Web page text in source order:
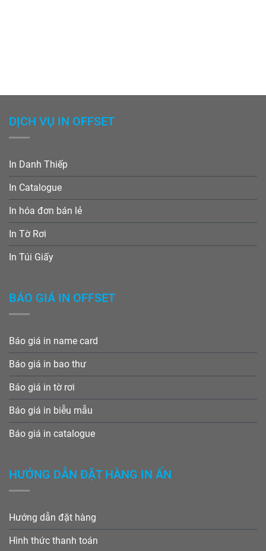
DỊCH VỤ IN OFFSET
In Danh Thiếp
In Catalogue
In hóa đơn bán lẻ
In Tờ Rơi
In Túi Giấy
BÁO GIÁ IN OFFSET
Báo giá in name card
Báo giá in bao thư
Báo giá in tờ rơi
Báo giá in biễu mẫu
Báo giá in catalogue
HƯỚNG DẪN ĐẶT HÀNG IN ẤN
Hướng dẫn đặt hàng
Hình thức thanh toán